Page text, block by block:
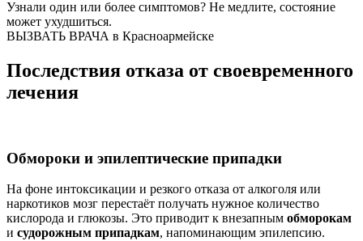
Узнали один или более симптомов? Не медлите, состояние
может ухудшиться.
ВЫЗВАТЬ ВРАЧА в Красноармейске
Последствия отказа от своевременного
лечения
Обмороки и эпилептические припадки
На фоне интоксикации и резкого отказа от алкоголя или
наркотиков мозг перестаёт получать нужное количество
кислорода и глюкозы. Это приводит к внезапным обморокам
и судорожным припадкам, напоминающим эпилепсию.